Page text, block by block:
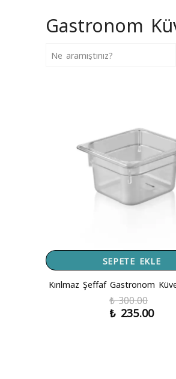
Gastronom
SEPETE EKLE
Kırılmaz Şeffaf Gastronom
₺ 300.00
₺ 235.00